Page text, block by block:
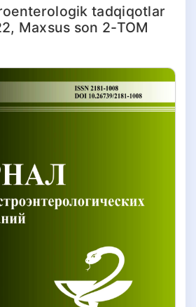
tadqiqotlar
Maxsus son 2-TOM